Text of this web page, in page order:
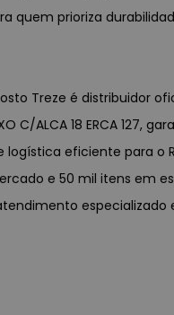
quem prioriza
Treze é distribuidor
C/ALCA 18 ERCA 127,
logística eficiente para o
e 50 mil itens em
especializado